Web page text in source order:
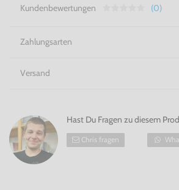
Kundenbewertungen (0)
Zahlungsarten
Versand
Hast Du Fragen zu diesem
Chris fragen